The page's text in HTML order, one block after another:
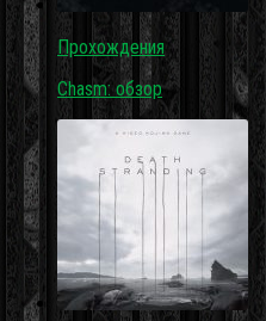
Прохождения
Chasm: обзор